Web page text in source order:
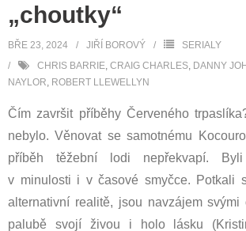
„choutky“
BŘE 23, 2024 JIŘÍ BOROVÝ
SERIALY
CHRIS BARRIE, CRAIG CHARLES, DANNY
NAYLOR, ROBERT LLEWELLYN
Čím završit příběhy Červeného
nebylo. Věnovat se samotnému
příběh těžební lodi nepřekvapí.
v minulosti i v časové smyčce. Potkali
alternativní realitě, jsou navzájem svými
palubě svojí živou i holo lásku